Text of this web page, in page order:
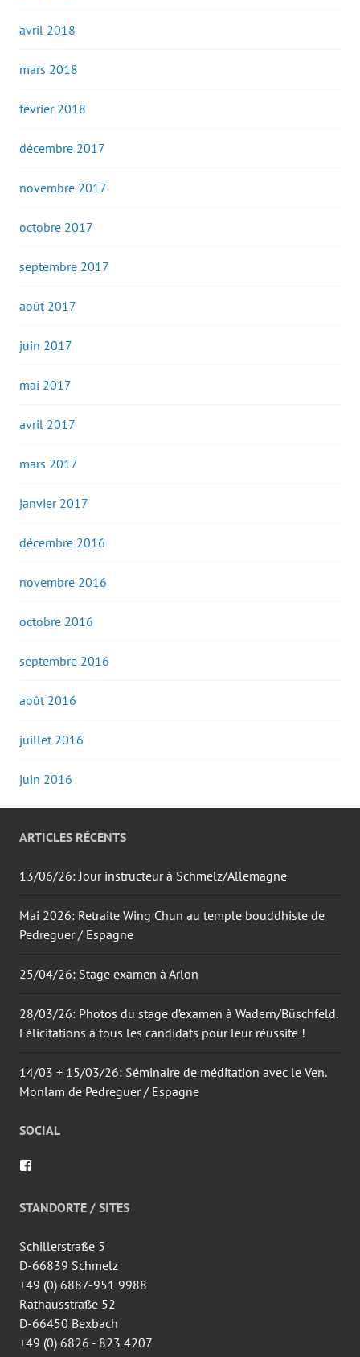
avril 2018
mars 2018
février 2018
décembre 2017
novembre 2017
octobre 2017
septembre 2017
août 2017
juin 2017
mai 2017
avril 2017
mars 2017
janvier 2017
décembre 2016
novembre 2016
octobre 2016
septembre 2016
août 2016
juillet 2016
juin 2016
ARTICLES RÉCENTS
13/06/26: Jour instructeur à Schmelz/Allemagne
Mai 2026: Retraite Wing Chun au temple bouddhiste de
Pedreguer / Espagne
25/04/26: Stage examen à Arlon
28/03/26: Photos du stage d’examen à Wadern/Büschfeld.
Félicitations à tous les candidats pour leur réussite !
14/03 + 15/03/26: Séminaire de méditation avec le Ven.
Monlam de Pedreguer / Espagne
SOCIAL
de
wingtsun.arlon
Facebook
STANDORTE / SITES
Schillerstraße 5
D-66839 Schmelz
+49 (0) 6887-951 9988
Rathausstraße 52
D-66450 Bexbach
+49 (0) 6826 - 823 4207